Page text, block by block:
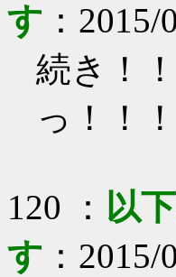
す ： 2015/
続き！
っ！！
120 ： 以
す ： 2015/